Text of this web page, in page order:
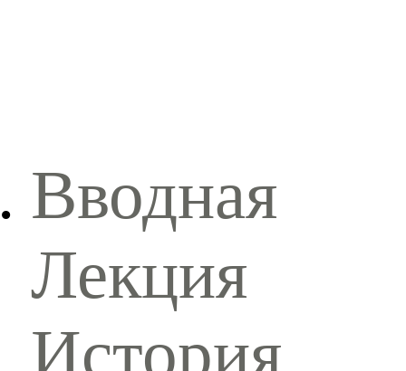
Вводная
Лекция
История